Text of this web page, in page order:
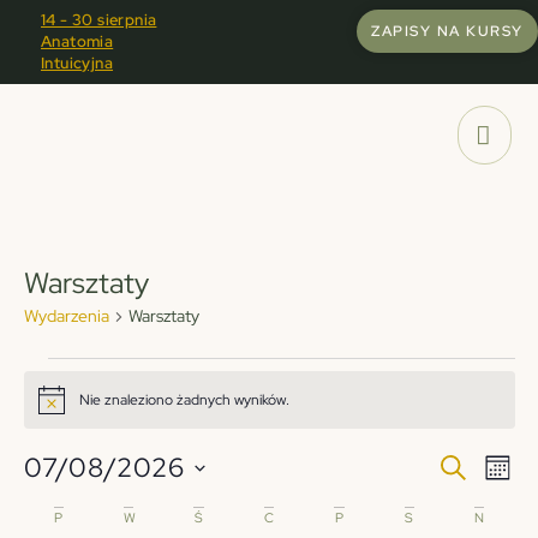
14 - 30 sierpnia
Anatomia
Intuicyjna
ZAPISY NA KURSY
Warsztaty
Wydarzenia Warsztaty
Powiadomienie
Nie znaleziono żadnych wyników.
SZUKAJ
07/08/2026
datę.
P W Ś C P S N